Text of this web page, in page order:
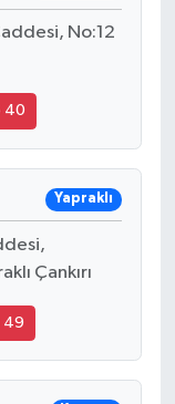
No:12
40
Yapraklı
Çankırı
49